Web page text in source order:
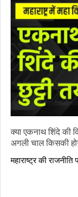
क्या एकनाथ शिंदे की
अगली चाल किसकी
07-
महाराष्ट्र की